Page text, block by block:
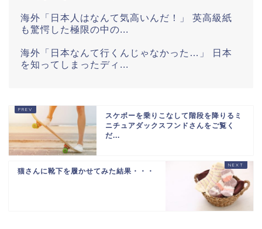
海外「日本人はなんて気高いんだ！」 英高級紙
も驚愕した極限の中の...
海外「日本なんて行くんじゃなかった…」 日本
を知ってしまったディ...
欧州「日本だけ反則だろ…」 世界の『日本びい
き』にヨーロッパ全土...
765471651721971844
スケボーを乗りこなして階段を降りるミ
ニチュアダックスフンドさんをご覧く
だ...
猫さんに靴下を履かせてみた結果・・・